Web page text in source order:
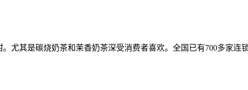
其是碳烧奶茶和茉香奶茶深受消费者喜欢。全国已有700多家连